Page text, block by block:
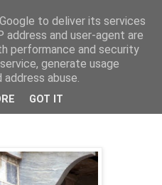
εκατ. σε ΕΛΤΑ
to deliver its services
address and user-agent are
performance and security
generate usage
abuse.
GOT IT